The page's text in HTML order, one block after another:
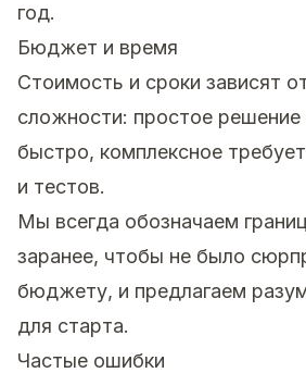
год.
Бюджет и время
Стоимость и сроки зависят
сложности: простое решение
быстро, комплексное
и тестов.
Мы всегда обозначаем
заранее, чтобы не было
бюджету, и предлагаем
для старта.
Частые ошибки